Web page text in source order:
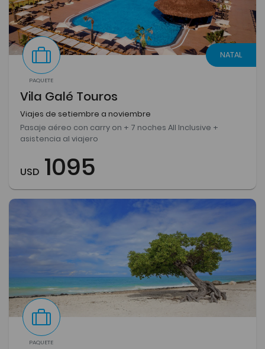
PAQUETE
NATAL
Vila Galé Touros
Viajes de setiembre a noviembre
Pasaje aéreo con carry on + 7 noches All Inclusive +
asistencia al viajero
USD 1095
PAQUETE